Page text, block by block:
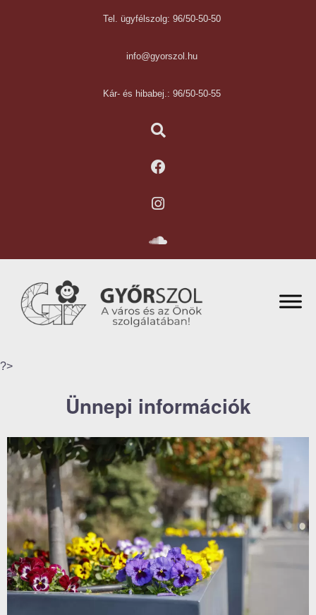
Tel. ügyfélszolg: 96/50-50-50
info@gyorszol.hu
Kár- és hibabej.: 96/50-50-55
?>
Ünnepi információk